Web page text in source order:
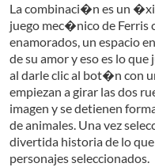
La combinaci�n es un
juego mec�nico de Ferris
enamorados, un espacio
de su amor y eso es lo
al darle clic al bot�n con
empiezan a girar las dos
imagen y se detienen
de animales. Una vez
divertida historia de lo
personajes seleccionados.